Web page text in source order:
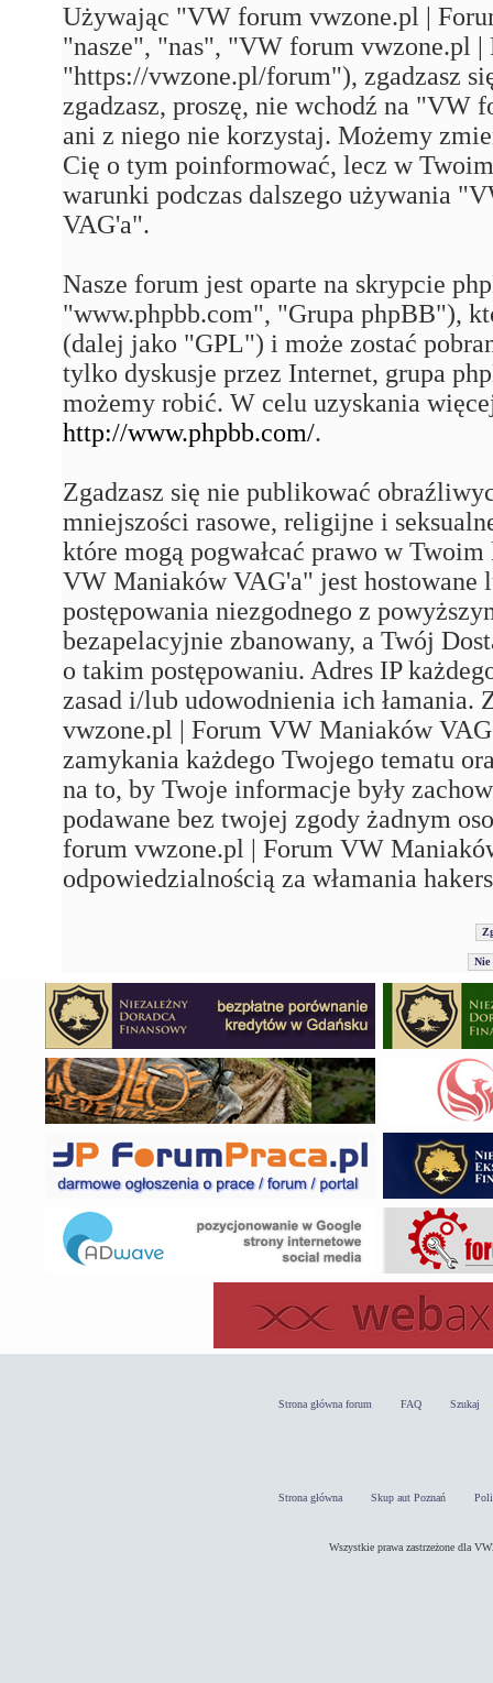
Używając "VW forum vwzone.pl |
"nasze", "nas", "VW forum vwzone.pl
"https://vwzone.pl/forum"), zgadzasz
zgadzasz, proszę, nie wchodź na
ani z niego nie korzystaj. Możemy
Cię o tym poinformować, lecz w
warunki podczas dalszego używania
VAG'a".
Nasze forum jest oparte na skrypcie
"www.phpbb.com", "Grupa phpBB"),
(dalej jako "GPL") i może zostać
tylko dyskusje przez Internet, grupa
możemy robić. W celu uzyskania
http://www.phpbb.com/.
Zgadzasz się nie publikować
mniejszości rasowe, religijne i
które mogą pogwałcać prawo w
VW Maniaków VAG'a" jest hostowane
postępowania niezgodnego z
bezapelacyjnie zbanowany, a Twój
o takim postępowaniu. Adres IP
zasad i/lub udowodnienia ich
vwzone.pl | Forum VW Maniaków
zamykania każdego Twojego tematu
na to, by Twoje informacje były
podawane bez twojej zgody żadnym
forum vwzone.pl | Forum VW
odpowiedzialnością za włamania
Strona główna forum FAQ Szukaj
Strona główna Skup aut Poznań
Wszystkie prawa zastrzeżone dla